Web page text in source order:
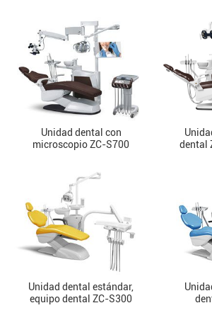
Unidad dental con
microscopio ZC-S700
dental
Unidad dental estándar,
equipo dental ZC-S300